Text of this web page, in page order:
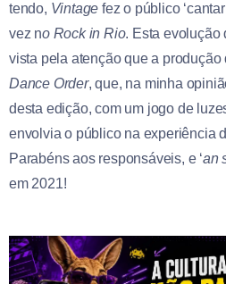
tendo, Vintage fez o público
vez no Rock in Rio. Esta evolução
vista pela atenção que a
Dance Order, que, na minha
desta edição, com um jogo de
envolvia o público na experiência
Parabéns aos responsáveis, e ‘an
em 2021!